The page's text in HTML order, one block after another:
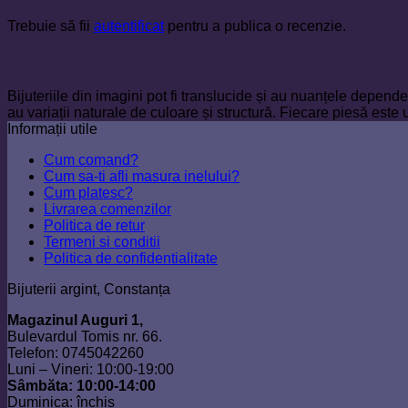
Trebuie să fii autentificatpentru a publica o recenzie.
Bijuteriile din imagini pot fi translucide și au nuanțele
au variații naturale de culoare și structură. Fiecare piesă este
Informații utile
Cum comand?
Cum sa-ti afli masura inelului?
Cum platesc?
Livrarea comenzilor
Politica de retur
Termeni si conditii
Politica de confidentialitate
Bijuterii argint, Constanța
Magazinul Auguri 1,
Bulevardul Tomis nr. 66.
Telefon: 0745042260
Luni – Vineri: 10:00-19:00
Sâmbăta: 10:00-14:00
Duminica: închis